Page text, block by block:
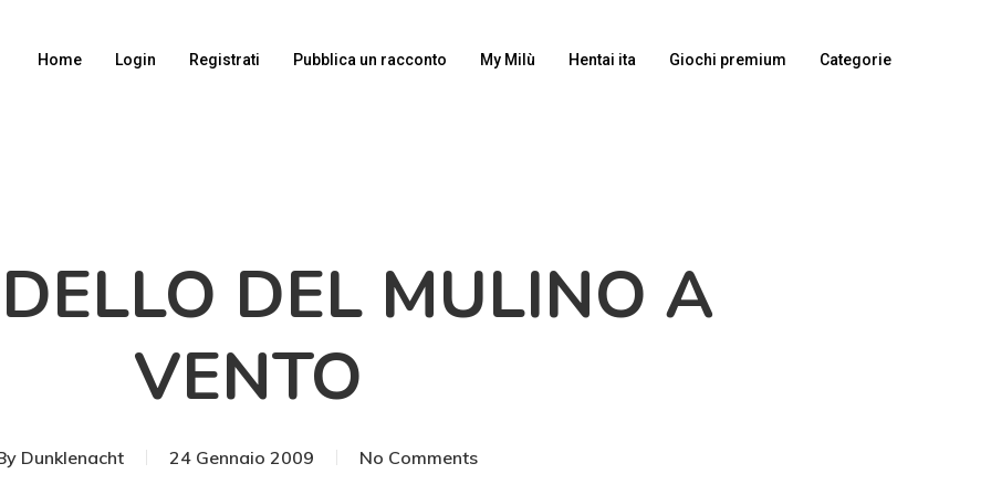
Home Login Registrati Pubblica un racconto My Milù Hentai ita Giochi premium Categorie
DEL MULINO A
VENTO
Dunklenacht 24 Gennaio 2009 No Comments